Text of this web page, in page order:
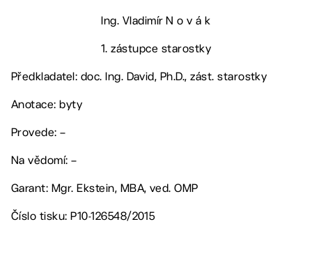
Ing. Vladimír N o v á k
1. zástupce starostky
Předkladatel: doc. Ing. David, Ph.D., zást. starostky
Anotace: byty
Provede: –
Na vědomí: –
Garant: Mgr. Ekstein, MBA, ved. OMP
Číslo tisku: P10-126548/2015